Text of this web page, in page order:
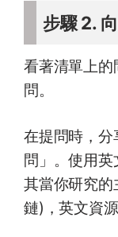
步驟 2.
看著清單上
問。
在提問時，
問」。使用
其當你研究
鏈)，英文資